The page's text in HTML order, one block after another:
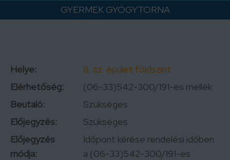
GYERMEK GYÓGYTORNA
Helye:
8. sz. épület földszint
Elérhetőség:
(06-33)542-300/191-es mellék
Beutaló:
Szükséges
Előjegyzés:
Szükséges
Előjegyzés
módja:
Időpont kérése rendelési időben
a (06-33)542-300/191-es